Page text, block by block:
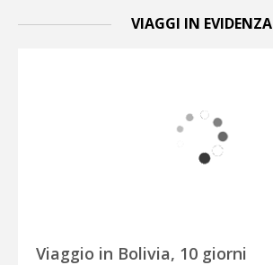
VIAGGI IN EVIDENZA
Viaggio in Bolivia, 10 giorni